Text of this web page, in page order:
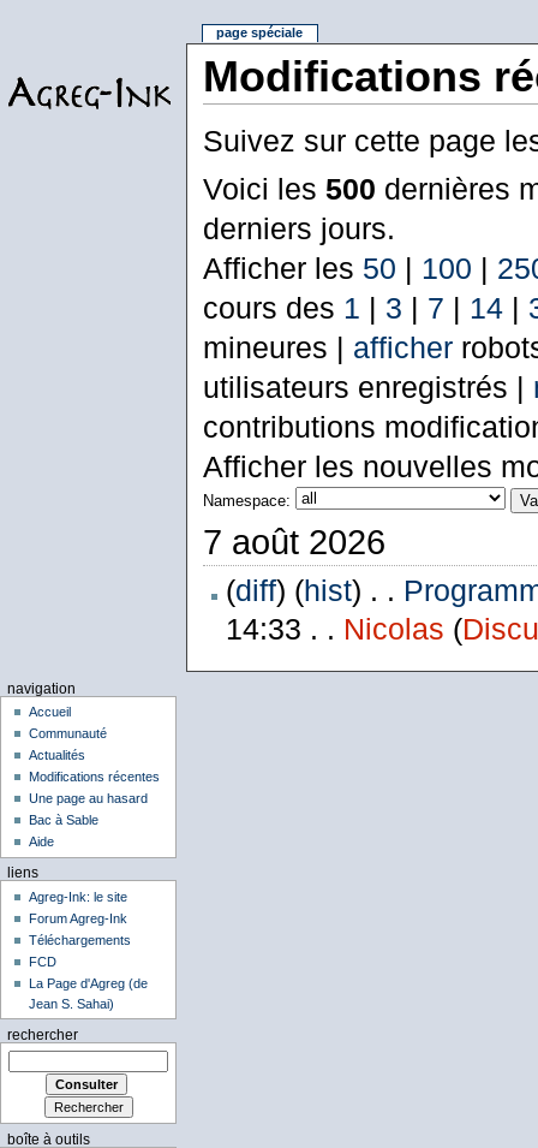
Modifications
Suivez sur cette page
Voici les 500 dernières
derniers jours.
Afficher les 50 | 100 |
cours des 1 | 3 | 7 | 14|
mineures | afficher
utilisateurs enregistrés |
contributions
Afficher les nouvelles
Namespace:
7 août 2026
(diff) (hist) . .
14:33 . . Nicolas (
page spéciale
navigation
Accueil
Communauté
Actualités
Modifications récentes
Une page au hasard
Bac à Sable
Aide
liens
Agreg-Ink: le site
Forum Agreg-Ink
Téléchargements
FCD
La Page d'Agreg (de
Jean S. Sahai)
rechercher
boîte à outils